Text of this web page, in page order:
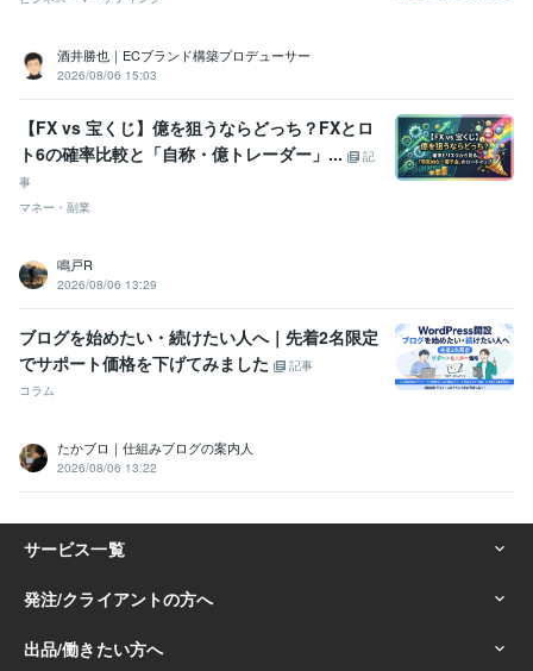
酒井勝也｜ECブランド構築プロデューサー
2026/08/06 15:03
【FX vs 宝くじ】億を狙うならどっち？FXとロ
ト6の確率比較と「自称・億トレーダー」...
記
事
マネー・副業
鳴戸R
2026/08/06 13:29
ブログを始めたい・続けたい人へ｜先着2名限定
でサポート価格を下げてみました
記事
コラム
たかブロ｜仕組みブログの案内人
2026/08/06 13:22